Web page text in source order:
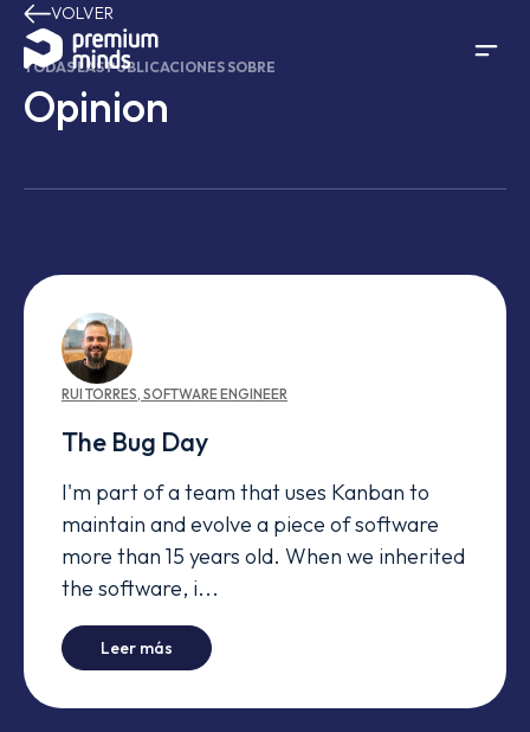
Saltar al contenido
VOLVER
TODAS LAS PUBLICACIONES SOBRE
Opinion
RUI TORRES, SOFTWARE ENGINEER
The Bug Day
I'm part of a team that uses Kanban to
maintain and evolve a piece of software
more than 15 years old. When we inherited
the software, i...
Leer más The Bug Day